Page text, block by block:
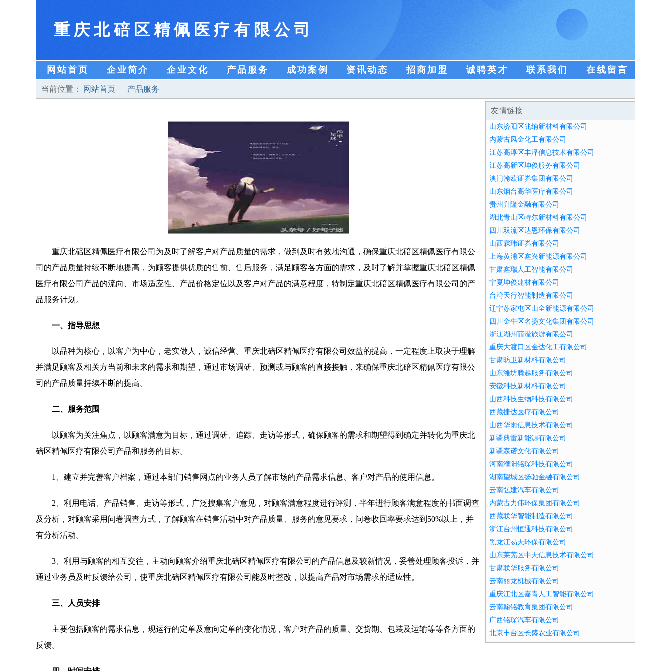
重庆北碚区精佩医疗有限公司
网站首页 企业简介 企业文化 产品服务 成功案例 资讯动态 招商加盟 诚聘英才 联系我们 在线留言
当前位置： 网站首页 — 产品服务
重庆北碚区精佩医疗有限公司为及时了解客户对产品质量的需求，做到及时有效地沟通，确保重庆北碚区精佩医疗有限公
司的产品质量持续不断地提高，为顾客提供优质的售前、售后服务，满足顾客各方面的需求，及时了解并掌握重庆北碚区精佩
医疗有限公司产品的流向、市场适应性、产品价格定位以及客户对产品的满意程度，特制定重庆北碚区精佩医疗有限公司的产
品服务计划。
一、指导思想
以品种为核心，以客户为中心，老实做人，诚信经营。重庆北碚区精佩医疗有限公司效益的提高，一定程度上取决于理解
并满足顾客及相关方当前和未来的需求和期望，通过市场调研、预测或与顾客的直接接触，来确保重庆北碚区精佩医疗有限公
司的产品质量持续不断的提高。
二、服务范围
以顾客为关注焦点，以顾客满意为目标，通过调研、追踪、走访等形式，确保顾客的需求和期望得到确定并转化为重庆北
碚区精佩医疗有限公司产品和服务的目标。
1、建立并完善客户档案，通过本部门销售网点的业务人员了解市场的产品需求信息、客户对产品的使用信息。
2、利用电话、产品销售、走访等形式，广泛搜集客户意见，对顾客满意程度进行评测，半年进行顾客满意程度的书面调查
及分析，对顾客采用问卷调查方式，了解顾客在销售活动中对产品质量、服务的意见要求，问卷收回率要求达到50%以上，并
有分析活动。
3、利用与顾客的相互交往，主动向顾客介绍重庆北碚区精佩医疗有限公司的产品信息及较新情况，妥善处理顾客投诉，并
通过业务员及时反馈给公司，使重庆北碚区精佩医疗有限公司能及时整改，以提高产品对市场需求的适应性。
三、人员安排
主要包括顾客的需求信息，现运行的定单及意向定单的变化情况，客户对产品的质量、交货期、包装及运输等等各方面的
反馈。
友情链接
山东济阳区兆纳新材料有限公司
内蒙古风金化工有限公司
江苏高淳区丰泽信息技术有限公司
江苏高新区坤俊服务有限公司
澳门翰欧证券集团有限公司
山东烟台高华医疗有限公司
贵州升隆金融有限公司
湖北青山区特尔新材料有限公司
四川双流区达恩环保有限公司
山西霖玮证券有限公司
上海黄浦区鑫兴新能源有限公司
甘肃鑫瑞人工智能有限公司
宁夏坤俊建材有限公司
台湾天行智能制造有限公司
辽宁苏家屯区山全新能源有限公司
四川金牛区名扬文化集团有限公司
浙江湖州丽滢旅游有限公司
重庆大渡口区金达化工有限公司
甘肃昉卫新材料有限公司
山东潍坊腾越服务有限公司
安徽科技新材料有限公司
山西科技生物科技有限公司
西藏捷达医疗有限公司
山西华雨信息技术有限公司
新疆典雷新能源有限公司
新疆森诺文化有限公司
河南濮阳铭琛科技有限公司
湖南望城区扬驰金融有限公司
云南弘建汽车有限公司
内蒙古力伟环保集团有限公司
西藏联华智能制造有限公司
浙江台州恒通科技有限公司
黑龙江易天环保有限公司
山东莱芜区中天信息技术有限公司
甘肃联华服务有限公司
云南丽龙机械有限公司
重庆江北区嘉青人工智能有限公司
云南翰铭教育集团有限公司
广西铭琛汽车有限公司
北京丰台区长盛农业有限公司